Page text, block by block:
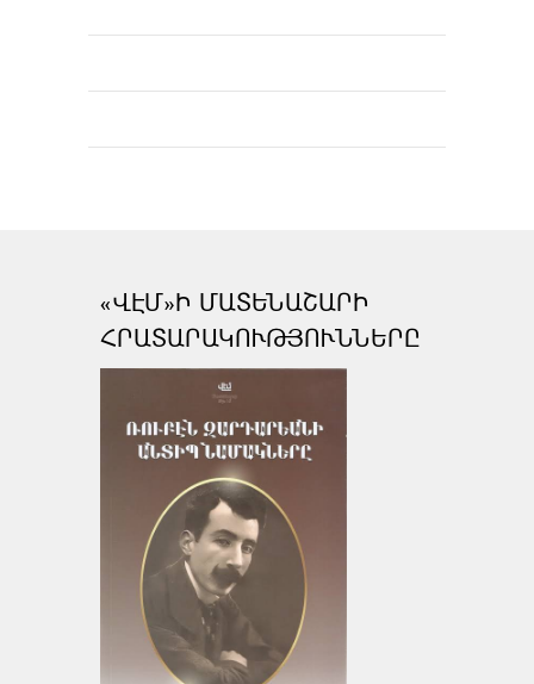
«ՎԷՄ»Ի ՄԱՏԵՆԱՇԱՐԻ
ՀՐԱՏԱՐԱԿՈՒԹՅՈՒՆՆԵՐԸ